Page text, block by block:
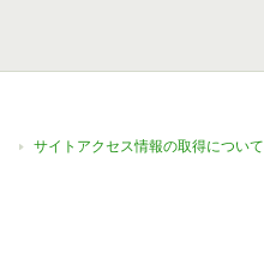
サイトアクセス情報の取得について